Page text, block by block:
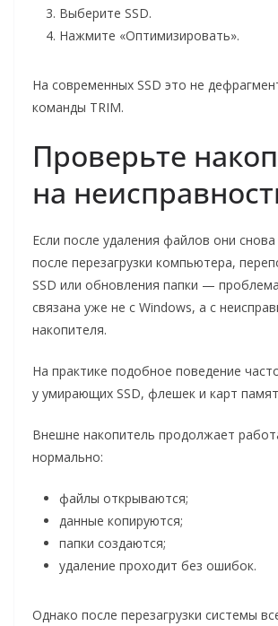
Выберите SSD.
Нажмите «Оптимизировать».
На современных SSD это не
команды TRIM.
Проверьте
на
Если после удаления файлов они
после перезагрузки компьютера,
SSD или обновления папки —
связана уже не с Windows, а с
накопителя.
На практике подобное поведение
у умирающих SSD, флешек и карт
Внешне накопитель продолжает
нормально:
файлы открываются;
данные копируются;
папки создаются;
удаление проходит без ошибок.
Однако после перезагрузки системы